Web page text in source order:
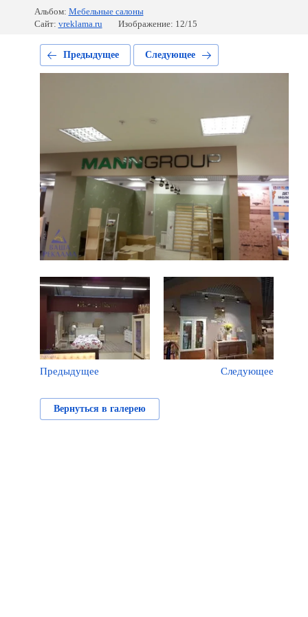
Альбом: Мебельные салоны
Сайт: vreklama.ru Изображение: 12/15
Предыдущее Следующее
Предыдущее Следующее
Вернуться в галерею